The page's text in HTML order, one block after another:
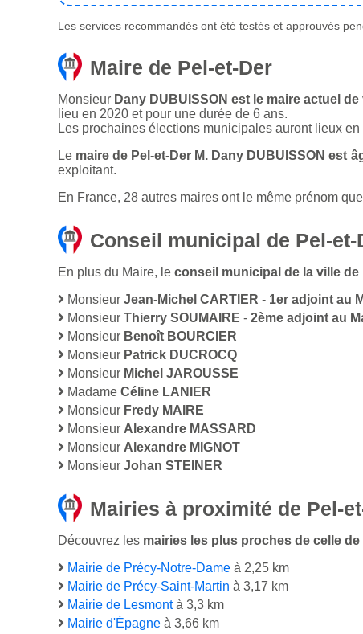
Les services recommandés ont été testés et approuvés
Maire de Pel-et-Der
Monsieur Dany DUBUISSON est le maire actuel
lieu en 2020 et pour une durée de 6 ans.
Les prochaines élections municipales auront lieux en
Le maire de Pel-et-Der M. Dany DUBUISSON est
exploitant.
En France, 28 autres maires ont le même prénom
Conseil municipal de Pel-et-
En plus du Maire, le conseil municipal de la ville
Monsieur Jean-Michel CARTIER - 1er adjoint au
Monsieur Thierry SOUMAIRE - 2ème adjoint au
Monsieur Benoît BOURCIER
Monsieur Patrick DUCROCQ
Monsieur Michel JAROUSSE
Madame Céline LANIER
Monsieur Fredy MAIRE
Monsieur Alexandre MASSARD
Monsieur Alexandre MIGNOT
Monsieur Johan STEINER
Mairies à proximité de Pel-
Découvrez les mairies les plus proches de celle de
Mairie de Précy-Notre-Dame à 2,25 km
Mairie de Précy-Saint-Martin à 3,17 km
Mairie de Lesmontà 3,3 km
Mairie d'Épagne à 3,66 km